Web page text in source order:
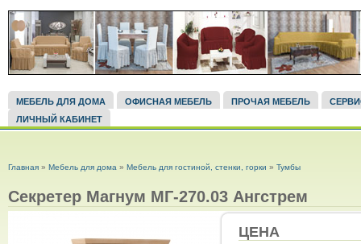
МЕБЕЛЬ ДЛЯ ДОМА ОФИСНАЯ МЕБЕЛЬ ПРОЧАЯ МЕБЕЛЬ
ЛИЧНЫЙ КАБИНЕТ
ВЫ ЗДЕСЬ
Главная » Мебель для дома » Мебель для гостиной, стенки, горки » Тумбы
Секретер Магнум МГ-270.03 Ангстрем
ЦЕНА